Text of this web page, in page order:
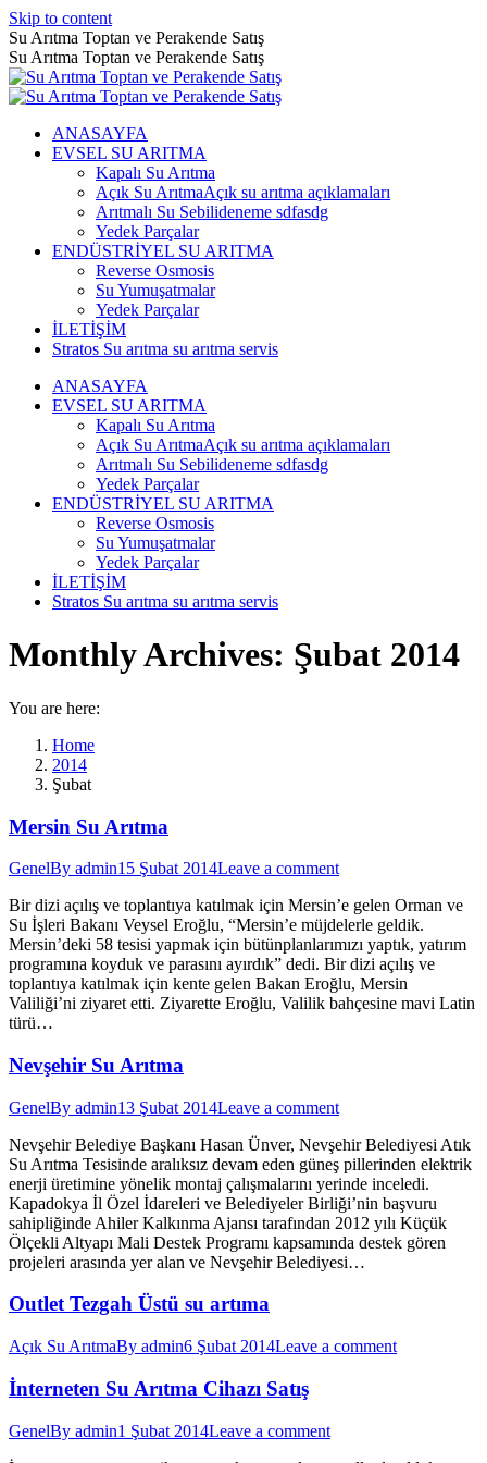
Skip to content
Su Arıtma Toptan ve Perakende Satış
Su Arıtma Toptan ve Perakende Satış
ANASAYFA
EVSEL SU ARITMA
Kapalı Su Arıtma
Açık Su ArıtmaAçık su arıtma açıklamaları
Arıtmalı Su Sebilideneme sdfasdg
Yedek Parçalar
ENDÜSTRİYEL SU ARITMA
Reverse Osmosis
Su Yumuşatmalar
Yedek Parçalar
İLETİŞİM
Stratos Su arıtma su arıtma servis
ANASAYFA
EVSEL SU ARITMA
Kapalı Su Arıtma
Açık Su ArıtmaAçık su arıtma açıklamaları
Arıtmalı Su Sebilideneme sdfasdg
Yedek Parçalar
ENDÜSTRİYEL SU ARITMA
Reverse Osmosis
Su Yumuşatmalar
Yedek Parçalar
İLETİŞİM
Stratos Su arıtma su arıtma servis
Monthly Archives: Şubat 2014
You are here:
Home
2014
Şubat
Mersin Su Arıtma
GenelBy admin15 Şubat 2014Leave a comment
Bir dizi açılış ve toplantıya katılmak için Mersin’e gelen Orman ve
Su İşleri Bakanı Veysel Eroğlu, “Mersin’e müjdelerle geldik.
Mersin’deki 58 tesisi yapmak için bütünplanlarımızı yaptık, yatırım
programına koyduk ve parasını ayırdık” dedi. Bir dizi açılış ve
toplantıya katılmak için kente gelen Bakan Eroğlu, Mersin
Valiliği’ni ziyaret etti. Ziyarette Eroğlu, Valilik bahçesine mavi Latin
türü…
Nevşehir Su Arıtma
GenelBy admin13 Şubat 2014Leave a comment
Nevşehir Belediye Başkanı Hasan Ünver, Nevşehir Belediyesi Atık
Su Arıtma Tesisinde aralıksız devam eden güneş pillerinden elektrik
enerji üretimine yönelik montaj çalışmalarını yerinde inceledi.
Kapadokya İl Özel İdareleri ve Belediyeler Birliği’nin başvuru
sahipliğinde Ahiler Kalkınma Ajansı tarafından 2012 yılı Küçük
Ölçekli Altyapı Mali Destek Programı kapsamında destek gören
projeleri arasında yer alan ve Nevşehir Belediyesi…
Outlet Tezgah Üstü su artıma
Açık Su ArıtmaBy admin6 Şubat 2014Leave a comment
İnterneten Su Arıtma Cihazı Satış
GenelBy admin1 Şubat 2014Leave a comment